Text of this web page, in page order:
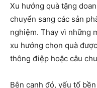
Xu hướng quà tặng
chuyển sang các sản
nghiệm. Thay vì những
xu hướng chọn quà
thông điệp hoặc câu
Bên cạnh đó, yếu tố